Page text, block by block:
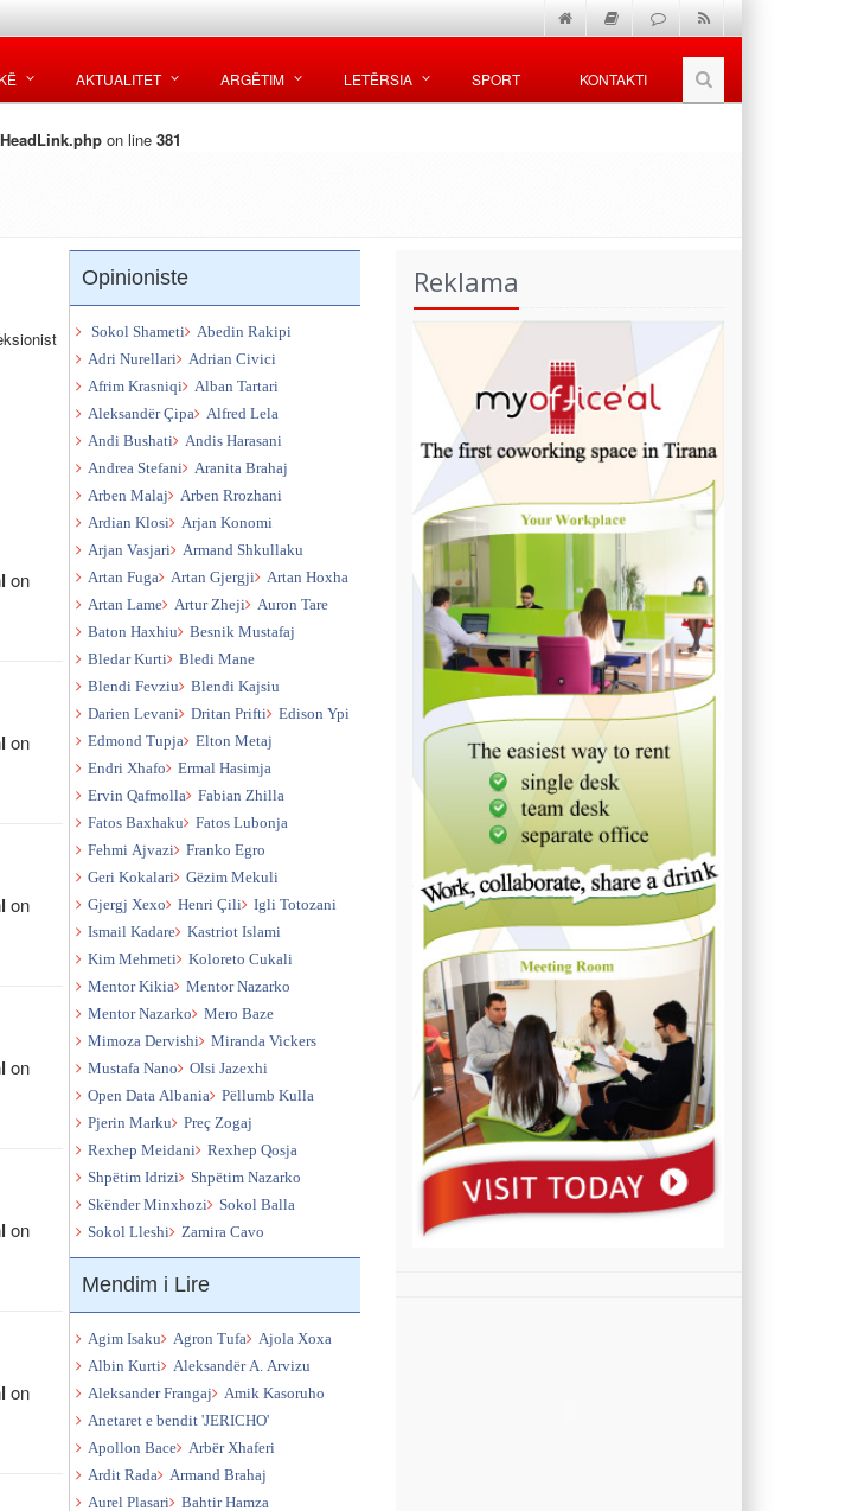
AKTUALITET ARGËTIM LETËRSIA SPORT KONTAKTI
on line 381
on
on
on
on
on
on
Opinioniste
Sokol Shameti
Abedin Rakipi
Adri Nurellari
Adrian Civici
Afrim Krasniqi
Alban Tartari
Aleksandër Çipa
Alfred Lela
Andi Bushati
Andis Harasani
Andrea Stefani
Aranita Brahaj
Arben Malaj
Arben Rrozhani
Ardian Klosi
Arjan Konomi
Arjan Vasjari
Armand Shkullaku
Artan Fuga
Artan Gjergji
Artan Hoxha
Artan Lame
Artur Zheji
Auron Tare
Baton Haxhiu
Besnik Mustafaj
Bledar Kurti
Bledi Mane
Blendi Fevziu
Blendi Kajsiu
Darien Levani
Dritan Prifti
Edison Ypi
Edmond Tupja
Elton Metaj
Endri Xhafo
Ermal Hasimja
Ervin Qafmolla
Fabian Zhilla
Fatos Baxhaku
Fatos Lubonja
Fehmi Ajvazi
Franko Egro
Geri Kokalari
Gëzim Mekuli
Gjergj Xexo
Henri Çili
Igli Totozani
Ismail Kadare
Kastriot Islami
Kim Mehmeti
Koloreto Cukali
Mentor Kikia
Mentor Nazarko
Mentor Nazarko
Mero Baze
Mimoza Dervishi
Miranda Vickers
Mustafa Nano
Olsi Jazexhi
Open Data Albania
Pëllumb Kulla
Pjerin Marku
Preç Zogaj
Rexhep Meidani
Rexhep Qosja
Shpëtim Idrizi
Shpëtim Nazarko
Skënder Minxhozi
Sokol Balla
Sokol Lleshi
Zamira Cavo
Mendim i Lire
Agim Isaku Agron Tufa
Ajola Xoxa
Albin Kurti
Aleksandër A. Arvizu
Aleksander Frangaj
Amik Kasoruho
Anetaret e bendit 'JERICHO'
Apollon Bace
Arbër Xhaferi
Ardit Rada
Armand Brahaj
Aurel Plasari
Bahtir Hamza
Reklama